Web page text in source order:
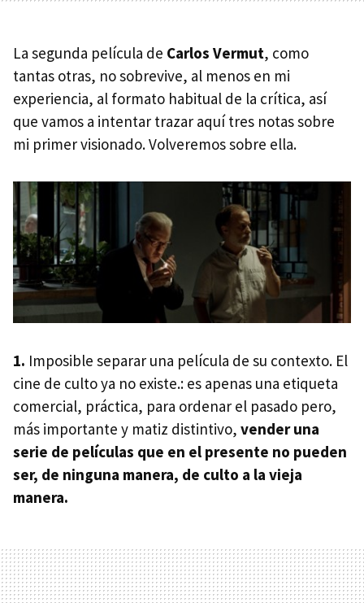
La segunda película de Carlos Vermut, como
tantas otras, no sobrevive, al menos en mi
experiencia, al formato habitual de la crítica, así
que vamos a intentar trazar aquí tres notas sobre
mi primer visionado. Volveremos sobre ella.
1. Imposible separar una película de su contexto. El
cine de culto ya no existe.: es apenas una etiqueta
comercial, práctica, para ordenar el pasado pero,
más importante y matiz distintivo, vender una
serie de películas que en el presente no pueden
ser, de ninguna manera, de culto a la vieja
manera.